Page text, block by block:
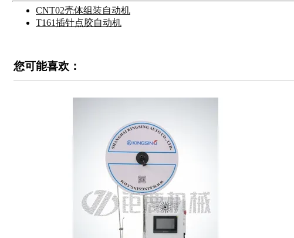
CNT02壳体组装自动机
T161插针点胶自动机
您可能喜欢：